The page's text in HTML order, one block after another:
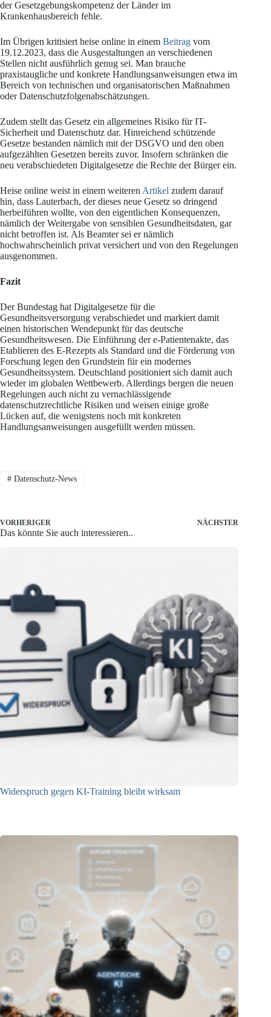
der Gesetzgebungskompetenz der Länder im
Krankenhausbereich fehle.
Im Übrigen kritisiert heise online in einem Beitrag vom
19.12.2023, dass die Ausgestaltungen an verschiedenen
Stellen nicht ausführlich genug sei. Man brauche
praxistaugliche und konkrete Handlungsanweisungen etwa im
Bereich von technischen und organisatorischen Maßnahmen
oder Datenschutzfolgenabschätzungen.
Zudem stellt das Gesetz ein allgemeines Risiko für IT-
Sicherheit und Datenschutz dar. Hinreichend schützende
Gesetze bestanden nämlich mit der DSGVO und den oben
aufgezählten Gesetzen bereits zuvor. Insofern schränken die
neu verabschiedeten Digitalgesetze die Rechte der Bürger ein.
Heise online weist in einem weiteren Artikel zudem darauf
hin, dass Lauterbach, der dieses neue Gesetz so dringend
herbeiführen wollte, von den eigentlichen Konsequenzen,
nämlich der Weitergabe von sensiblen Gesundheitsdaten, gar
nicht betroffen ist. Als Beamter sei er nämlich
hochwahrscheinlich privat versichert und von den Regelungen
ausgenommen.
Fazit
Der Bundestag hat Digitalgesetze für die
Gesundheitsversorgung verabschiedet und markiert damit
einen historischen Wendepunkt für das deutsche
Gesundheitswesen. Die Einführung der e-Patientenakte, das
Etablieren des E-Rezepts als Standard und die Förderung von
Forschung legen den Grundstein für ein modernes
Gesundheitssystem. Deutschland positioniert sich damit auch
wieder im globalen Wettbewerb. Allerdings bergen die neuen
Regelungen auch nicht zu vernachlässigende
datenschutzrechtliche Risiken und weisen einige große
Lücken auf, die wenigstens noch mit konkreten
Handlungsanweisungen ausgefüllt werden müssen.
#Datenschutz-News
VORHERIGER NÄCHSTER
Das könnte Sie auch interessieren..
Widerspruch gegen KI-Training bleibt wirksam